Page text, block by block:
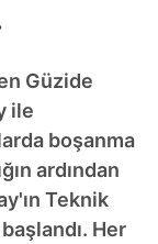
Güzide
ile
boşanma
ardından
Teknik
Her